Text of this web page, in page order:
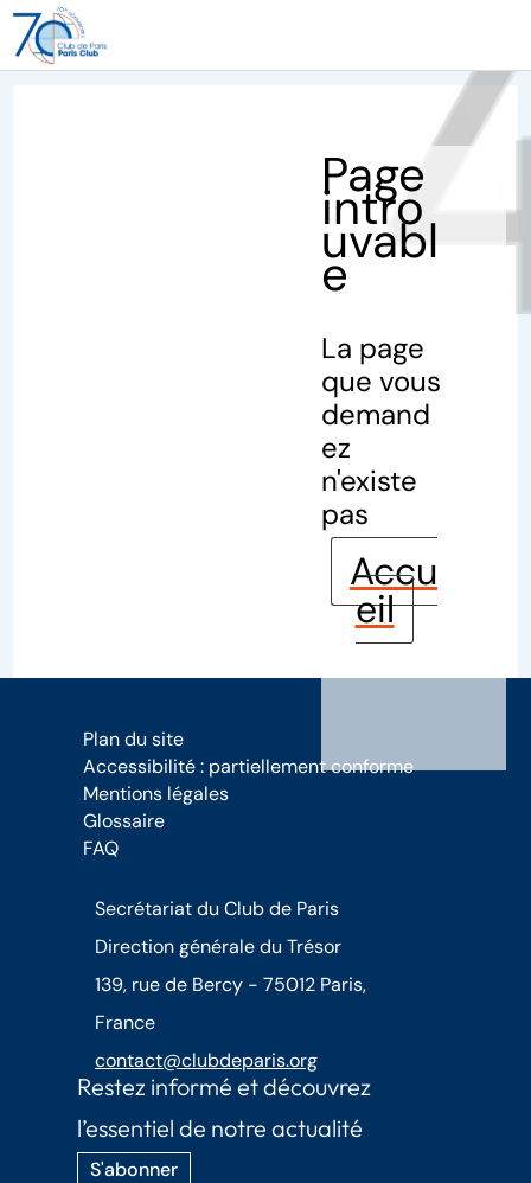
Page
intro
uvabl
e
La page
que vous
demand
ez
n'existe
pas
Accu
eil
Plan du site
Accessibilité : partiellement conforme
Mentions légales
Glossaire
FAQ
Secrétariat du Club de Paris
Direction générale du Trésor
139, rue de Bercy - 75012 Paris,
France
contact@clubdeparis.org
Restez informé et découvrez
l’essentiel de notre actualité
S'abonner